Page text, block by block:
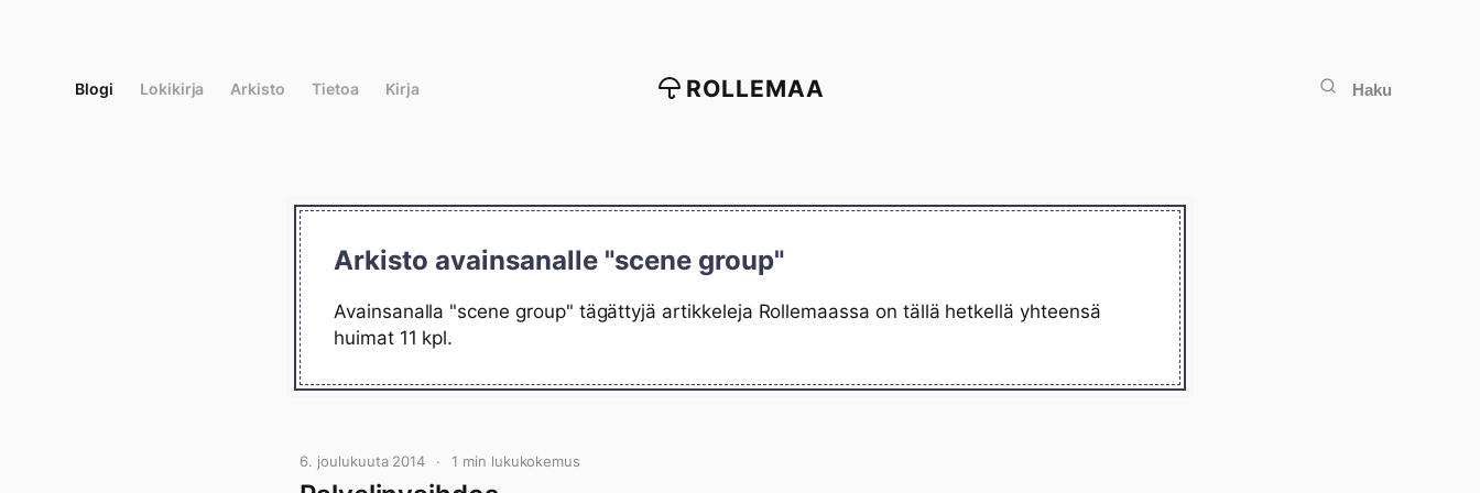
Blogi Lokikirja Arkisto Tietoa Kirja ROLLEMAA Haku
Arkisto avainsanalle "scene group"
Avainsanalla "scene group" tägättyjä artikkeleja Rollemaassa on tällä hetkellä yhteensä
huimat 11 kpl.
6. joulukuuta 2014 1 min lukukokemus